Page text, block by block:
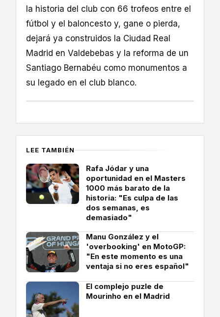
la historia del club con 66 trofeos entre el
fútbol y el baloncesto y, gane o pierda,
dejará ya construidos la Ciudad Real
Madrid en Valdebebas y la reforma de un
Santiago Bernabéu como monumentos a
su legado en el club blanco.
LEE TAMBIÉN
Rafa Jódar y una
oportunidad en el Masters
1000 más barato de la
historia: "Es culpa de las
dos semanas, es
demasiado"
Manu González y el
'overbooking' en MotoGP:
"En este momento es una
ventaja si no eres español"
El complejo puzle de
Mourinho en el Madrid